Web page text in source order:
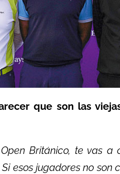
que son las
Británico, te vas a
esos jugadores no son